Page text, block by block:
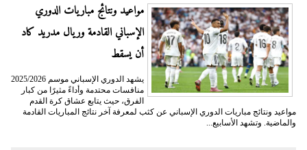
مواعيد ونتائج مباريات الدوري
الإسباني القادمة وريال مدريد كاد
أن يسقط
يشهد الدوري الإسباني موسم 2025/2026
منافسات محتدمة وأداءً مثيرًا من كبار
الفرق، حيث يتابع عشاق كرة القدم
مواعيد ونتائج مباريات الدوري الإسباني عن كثب لمعرفة آخر نتائج المباريات القادمة
والماضية. وتشهد الأسابيع...